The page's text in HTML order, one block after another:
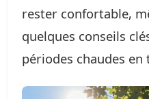
rester confortable,
quelques conseils
périodes chaudes